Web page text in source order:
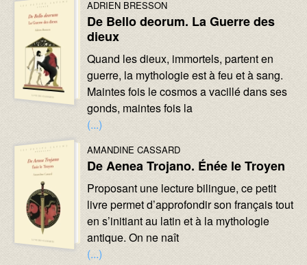
Image :
Image : AUTEURS :
ADRIEN BRESSON
De Bello deorum. La Guerre des
dieux
Texte :
Quand les dieux, immortels, partent en
guerre, la mythologie est à feu et à sang.
Maintes fois le cosmos a vacillé dans ses
gonds, maintes fois la
(...)
Image :
Image : AUTEURS :
AMANDINE CASSARD
De Aenea Trojano. Énée le Troyen
Texte :
Proposant une lecture bilingue, ce petit
livre permet d’approfondir son français tout
en s’initiant au latin et à la mythologie
antique. On ne naît
(...)